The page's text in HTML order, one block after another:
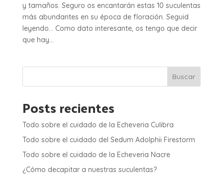
y tamaños. Seguro os encantarán estas 10 suculentas
más abundantes en su época de floración. Seguid
leyendo… Como dato interesante, os tengo que decir
que hay...
Buscar
Posts recientes
Todo sobre el cuidado de la Echeveria Culibra
Todo sobre el cuidado del Sedum Adolphii Firestorm
Todo sobre el cuidado de la Echeveria Nacre
¿Cómo decapitar a nuestras suculentas?